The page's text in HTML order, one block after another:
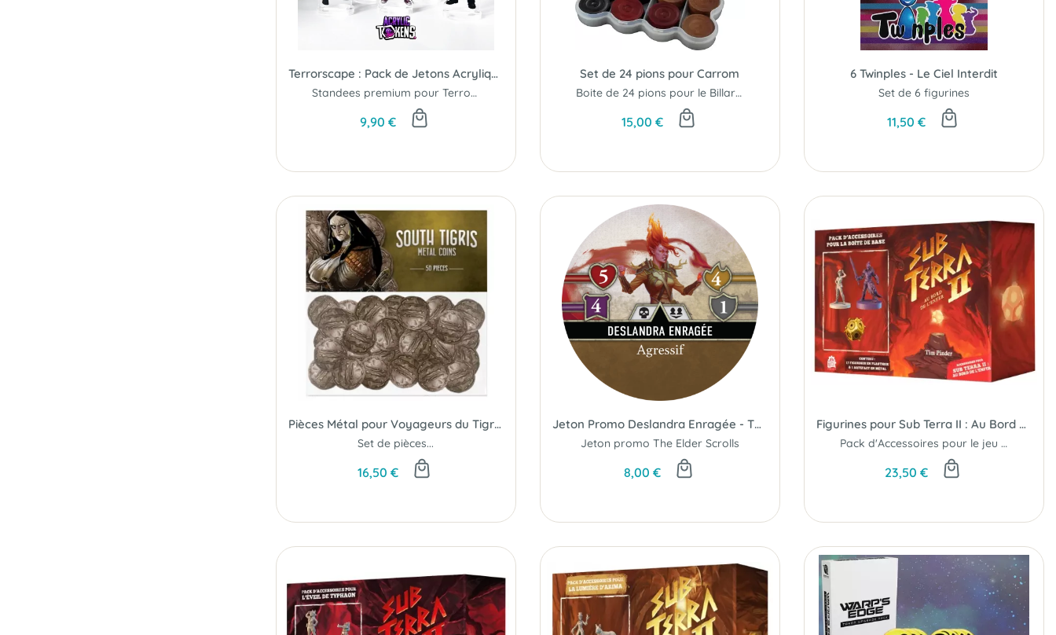
Terrorscape : Pack de Jetons Acryliques
Standees premium pour Terrorscape...
9,90 €
Set de 24 pions pour Carrom
Boite de 24 pions pour le Billard Indien
15,00 €
6 Twinples - Le Ciel Interdit
Set de 6 figurines
11,50 €
Pièces Métal pour Voyageurs du Tigre du Sud
Set de pièces...
16,50 €
Jeton Promo Deslandra Enragée - The Elder Scrolls
Jeton promo The Elder Scrolls
8,00 €
Figurines pour Sub Terra II : Au Bord de l'Enfer
Pack d'Accessoires pour le jeu de base...
23,50 €